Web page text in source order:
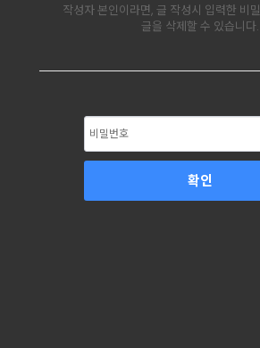
작성자 본인이라면, 글 작성시 입력한 비
글을 삭제할 수 있습니다.